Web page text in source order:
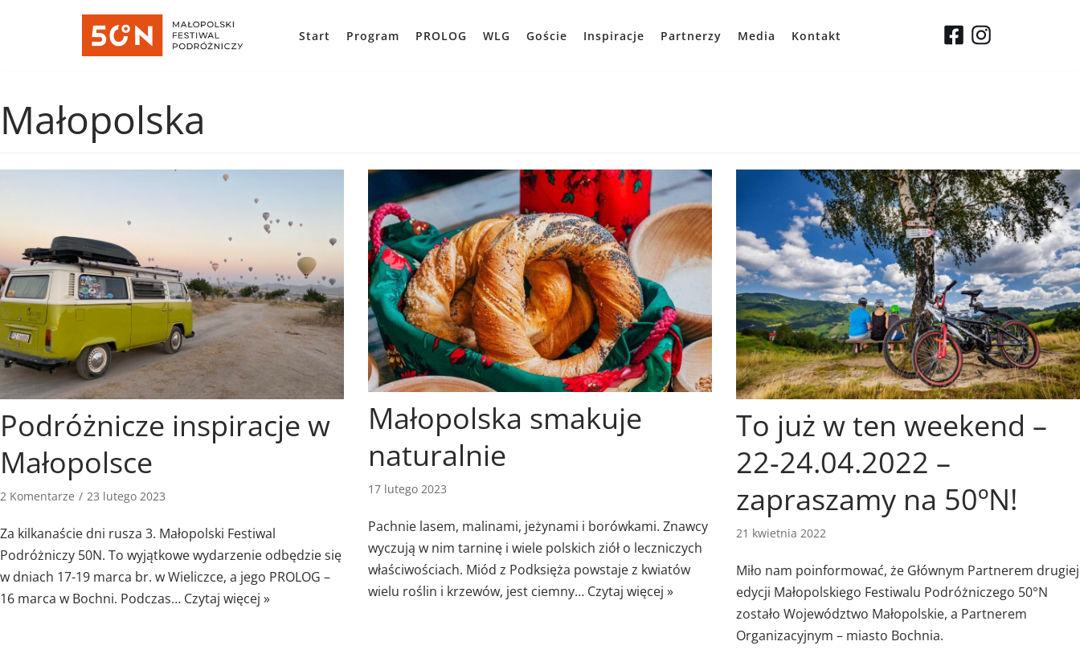
Start Program PROLOG WLG Goście Inspiracje Partnerzy Media Kontakt
Małopolska
Podróżnicze inspiracje w
Małopolsce
2 Komentarze 23 lutego 2023
Za kilkanaście dni rusza 3. Małopolski Festiwal
Podróżniczy 50N. To wyjątkowe wydarzenie odbędzie się
w dniach 17-19 marca br. w Wieliczce, a jego PROLOG –
16 marca w Bochni. Podczas… Czytaj więcej »
Małopolska smakuje
naturalnie
17 lutego 2023
Pachnie lasem, malinami, jeżynami i borówkami. Znawcy
wyczują w nim tarninę i wiele polskich ziół o leczniczych
właściwościach. Miód z Podksięża powstaje z kwiatów
wielu roślin i krzewów, jest ciemny… Czytaj więcej »
To już w ten weekend –
22-24.04.2022 –
zapraszamy na 50ºN!
21 kwietnia 2022
Miło nam poinformować, że Głównym Partnerem drugiej
edycji Małopolskiego Festiwalu Podróżniczego 50°N
zostało Województwo Małopolskie, a Partnerem
Organizacyjnym – miasto Bochnia.